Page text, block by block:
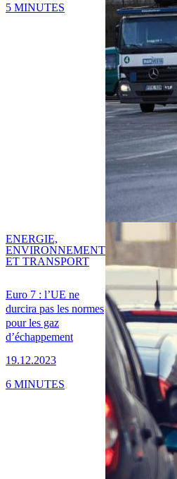
5 MINUTES
Euro 7 : l’UE ne
durcira pas les normes
pour les gaz
d’échappement
19.12.2023
ENERGIE,
ENVIRONNEMENT
ET TRANSPORT
6 MINUTES